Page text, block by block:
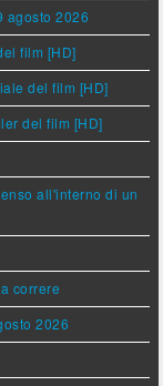
agosto 2026
film [HD]
del film [HD]
del film [HD]
all'interno di un
correre
2026